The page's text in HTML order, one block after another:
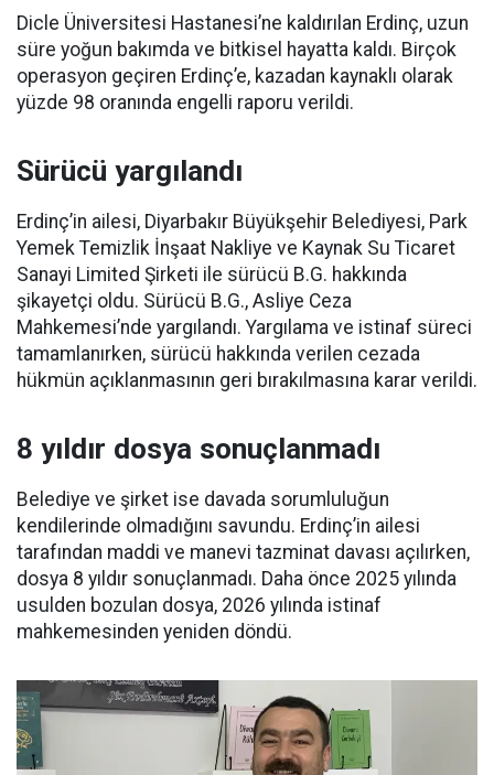
Dicle Üniversitesi Hastanesi’ne kaldırılan Erdinç, uzun
süre yoğun bakımda ve bitkisel hayatta kaldı. Birçok
operasyon geçiren Erdinç’e, kazadan kaynaklı olarak
yüzde 98 oranında engelli raporu verildi.
Sürücü yargılandı
Erdinç’in ailesi, Diyarbakır Büyükşehir Belediyesi, Park
Yemek Temizlik İnşaat Nakliye ve Kaynak Su Ticaret
Sanayi Limited Şirketi ile sürücü B.G. hakkında
şikayetçi oldu. Sürücü B.G., Asliye Ceza
Mahkemesi’nde yargılandı. Yargılama ve istinaf süreci
tamamlanırken, sürücü hakkında verilen cezada
hükmün açıklanmasının geri bırakılmasına karar verildi.
8 yıldır dosya sonuçlanmadı
Belediye ve şirket ise davada sorumluluğun
kendilerinde olmadığını savundu. Erdinç’in ailesi
tarafından maddi ve manevi tazminat davası açılırken,
dosya 8 yıldır sonuçlanmadı. Daha önce 2025 yılında
usulden bozulan dosya, 2026 yılında istinaf
mahkemesinden yeniden döndü.